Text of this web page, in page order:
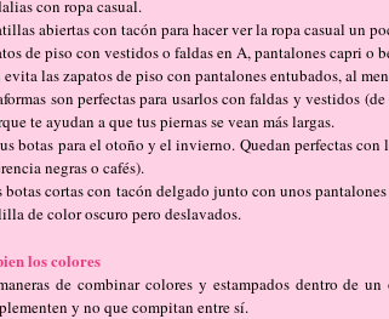
con ropa casual.
abiertas con tacón para hacer ver la ropa casual un
de piso con vestidos o faldas en A, pantalones capri o
las zapatos de piso con pantalones entubados, al
son perfectas para usarlos con faldas y vestidos
te ayudan a que tus piernas se vean más largas.
botas para el otoño y el invierno. Quedan perfectas
negras o cafés).
botas cortas con tacón delgado junto con unos
de color oscuro pero deslavados.
los colores
de combinar colores y estampados dentro de
y no que compitan entre sí.